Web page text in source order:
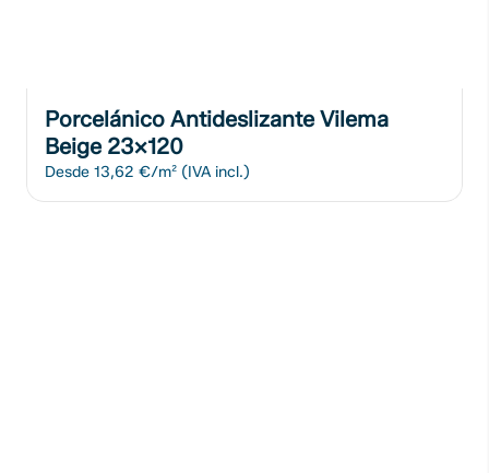
Porcelánico Antideslizante Vilema
Beige 23x120
Desde 13,62 €/m² (IVA incl.)